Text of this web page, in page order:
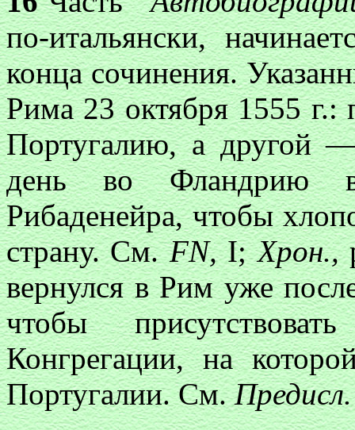
по-итальянски,
конца сочинения.
Рима 23 октября 1555 г.:
Португалию, а другой
день во Фландрию
Рибаденейра, чтобы
страну. См.FN,I;Хрон.,
вернулся в Рим уже
чтобы
Конгрегации, на
Португалии. См.